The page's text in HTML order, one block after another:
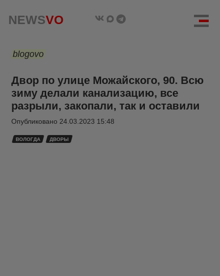
NEWSVO
blogovo
Двор по улице Можайского, 90. Всю
зиму делали канализацию, все
разрыли, закопали, так и оставили
Опубликовано 24.03.2023 15:48
ВОЛОГДА ДВОРЫ